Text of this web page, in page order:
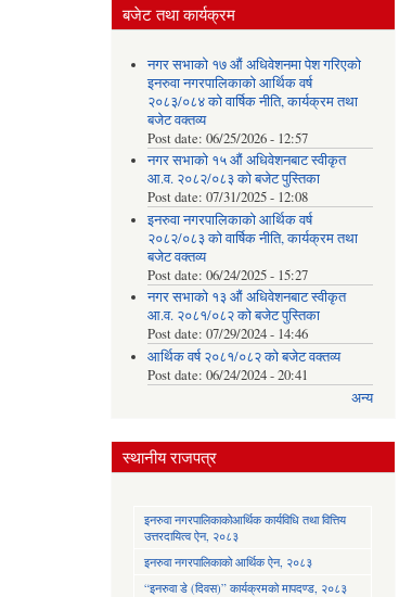
बजेट तथा कार्यक्रम
नगर सभाको १७ औं अधिवेशनमा पेश गरिएको
इनरुवा नगरपालिकाको आर्थिक वर्ष
२०८३/०८४ को वार्षिक नीति, कार्यक्रम तथा
बजेट वक्तव्य
Post date: 06/25/2026 - 12:57
नगर सभाको १५ औं अधिवेशनबाट स्वीकृत
आ.व. २०८२/०८३ को बजेट पुस्तिका
Post date: 07/31/2025 - 12:08
इनरुवा नगरपालिकाको आर्थिक वर्ष
२०८२/०८३ को वार्षिक नीति, कार्यक्रम तथा
बजेट वक्तव्य
Post date: 06/24/2025 - 15:27
नगर सभाको १३ औं अधिवेशनबाट स्वीकृत
आ.व. २०८१/०८२ को बजेट पुस्तिका
Post date: 07/29/2024 - 14:46
आर्थिक वर्ष २०८१/०८२ को बजेट वक्तव्य
Post date: 06/24/2024 - 20:41
अन्य
स्थानीय राजपत्र
इनरुवा नगरपालिकाकोआर्थिक कार्यविधि तथा वित्तिय
उत्तरदायित्व ऐन, २०८३
इनरुवा नगरपालिकाको आर्थिक ऐन, २०८३
“इनरुवा डे (दिवस)” कार्यक्रमको मापदण्ड, २०८३